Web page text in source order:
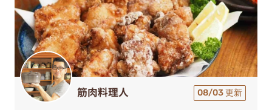
筋肉料理人 08/03 更新